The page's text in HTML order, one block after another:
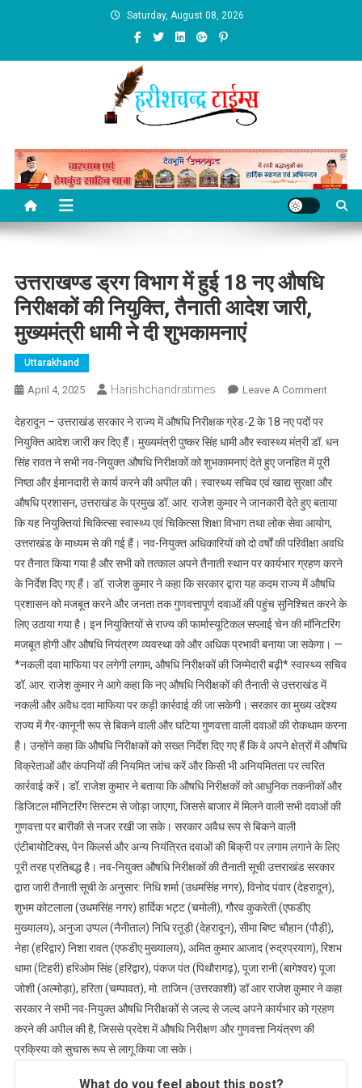
Saturday, August 08, 2026
उत्तराखण्ड ड्रग विभाग में हुई 18 नए औषधि
निरीक्षकों की नियुक्ति, तैनाती आदेश जारी,
मुख्यमंत्री धामी ने दी शुभकामनाएं
Uttarakhand
April 4, 2025 Harishchandratimes Leave A CommentOn
विभाग
में
हुई
18
नए
औषधि
निरीक्षकों
की
आदेश
जारी,
मुख्यमंत्री
धामी
ने
दी
देहरादून – उत्तराखंड सरकार ने राज्य में औषधि निरीक्षक ग्रेड-2 के 18 नए पदों पर
नियुक्ति आदेश जारी कर दिए हैं। मुख्यमंत्री पुष्कर सिंह धामी और स्वास्थ्य मंत्री डॉ. धन
सिंह रावत ने सभी नव-नियुक्त औषधि निरीक्षकों को शुभकामनाएं देते हुए जनहित में पूरी
निष्ठा और ईमानदारी से कार्य करने की अपील की। स्वास्थ्य सचिव एवं खाद्य सुरक्षा और
औषधि प्रशासन, उत्तराखंड के प्रमुख डॉ. आर. राजेश कुमार ने जानकारी देते हुए बताया
कि यह नियुक्तियां चिकित्सा स्वास्थ्य एवं चिकित्सा शिक्षा विभाग तथा लोक सेवा आयोग,
उत्तराखंड के माध्यम से की गई हैं। नव-नियुक्त अधिकारियों को दो वर्षों की परिवीक्षा अवधि
पर तैनात किया गया है और सभी को तत्काल अपने तैनाती स्थान पर कार्यभार ग्रहण करने
के निर्देश दिए गए हैं। डॉ. राजेश कुमार ने कहा कि सरकार द्वारा यह कदम राज्य में औषधि
प्रशासन को मजबूत करने और जनता तक गुणवत्तापूर्ण दवाओं की पहुंच सुनिश्चित करने के
लिए उठाया गया है। इन नियुक्तियों से राज्य की फार्मास्यूटिकल सप्लाई चेन की मॉनिटरिंग
मजबूत होगी और औषधि नियंत्रण व्यवस्था को और अधिक प्रभावी बनाया जा सकेगा। —
*नकली दवा माफिया पर लगेगी लगाम, औषधि निरीक्षकों की जिम्मेदारी बढ़ी* स्वास्थ्य सचिव
डॉ. आर. राजेश कुमार ने आगे कहा कि नए औषधि निरीक्षकों की तैनाती से उत्तराखंड में
नकली और अवैध दवा माफिया पर कड़ी कार्रवाई की जा सकेगी। सरकार का मुख्य उद्देश्य
राज्य में गैर-कानूनी रूप से बिकने वाली और घटिया गुणवत्ता वाली दवाओं की रोकथाम करना
है। उन्होंने कहा कि औषधि निरीक्षकों को सख्त निर्देश दिए गए हैं कि वे अपने क्षेत्रों में औषधि
विक्रेताओं और कंपनियों की नियमित जांच करें और किसी भी अनियमितता पर त्वरित
कार्रवाई करें। डॉ. राजेश कुमार ने बताया कि औषधि निरीक्षकों को आधुनिक तकनीकों और
डिजिटल मॉनिटरिंग सिस्टम से जोड़ा जाएगा, जिससे बाजार में मिलने वाली सभी दवाओं की
गुणवत्ता पर बारीकी से नजर रखी जा सके। सरकार अवैध रूप से बिकने वाली
एंटीबायोटिक्स, पेन किलर्स और अन्य नियंत्रित दवाओं की बिक्री पर लगाम लगाने के लिए
पूरी तरह प्रतिबद्ध है। नव-नियुक्त औषधि निरीक्षकों की तैनाती सूची उत्तराखंड सरकार
द्वारा जारी तैनाती सूची के अनुसार: निधि शर्मा (उधमसिंह नगर), विनोद पंवार (देहरादून),
शुभम कोटलाला (उधमसिंह नगर) हार्दिक भट्ट (चमोली), गौरव कुकरेती (एफडीए
मुख्यालय), अनुजा उप्पल (नैनीताल) निधि रतूड़ी (देहरादून), सीमा बिष्ट चौहान (पौड़ी),
नेहा (हरिद्वार) निशा रावत (एफडीए मुख्यालय), अमित कुमार आजाद (रुद्रप्रयाग), रिशभ
धामा (टिहरी) हरिओम सिंह (हरिद्वार), पंकज पंत (पिथौरागढ़), पूजा रानी (बागेश्वर) पूजा
जोशी (अल्मोड़ा), हरिता (चम्पावत), मो. ताजिन (उत्तरकाशी) डॉ आर राजेश कुमार ने कहा
सरकार ने सभी नव-नियुक्त औषधि निरीक्षकों से जल्द से जल्द अपने कार्यभार को ग्रहण
करने की अपील की है, जिससे प्रदेश में औषधि निरीक्षण और गुणवत्ता नियंत्रण की
प्रक्रिया को सुचारू रूप से लागू किया जा सके।
What do you feel about this post?